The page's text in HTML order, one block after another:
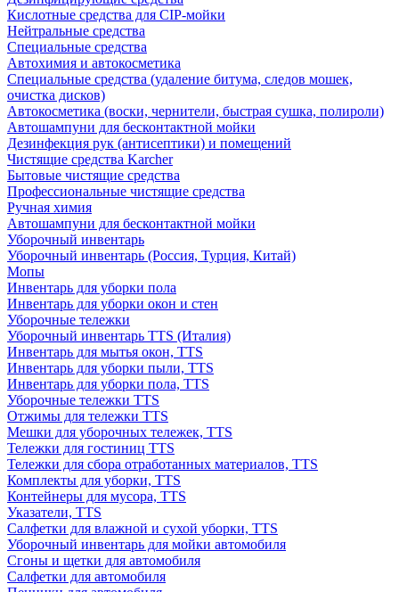
Кислотные средства для CIP-мойки
Нейтральные средства
Специальные средства
Автохимия и автокосметика
Специальные средства (удаление битума, следов мошек,
очистка дисков)
Автокосметика (воски, чернители, быстрая сушка, полироли)
Автошампуни для бесконтактной мойки
Дезинфекция рук (антисептики) и помещений
Чистящие средства Karcher
Бытовые чистящие средства
Профессиональные чистящие средства
Ручная химия
Автошампуни для бесконтактной мойки
Уборочный инвентарь
Уборочный инвентарь (Россия, Турция, Китай)
Мопы
Инвентарь для уборки пола
Инвентарь для уборки окон и стен
Уборочные тележки
Уборочный инвентарь TTS (Италия)
Инвентарь для мытья окон, TTS
Инвентарь для уборки пыли, TTS
Инвентарь для уборки пола, TTS
Уборочные тележки TTS
Отжимы для тележки TTS
Мешки для уборочных тележек, TTS
Тележки для гостиниц TTS
Тележки для сбора отработанных материалов, TTS
Комплекты для уборки, TTS
Контейнеры для мусора, TTS
Указатели, TTS
Салфетки для влажной и сухой уборки, TTS
Уборочный инвентарь для мойки автомобиля
Сгоны и щетки для автомобиля
Салфетки для автомобиля